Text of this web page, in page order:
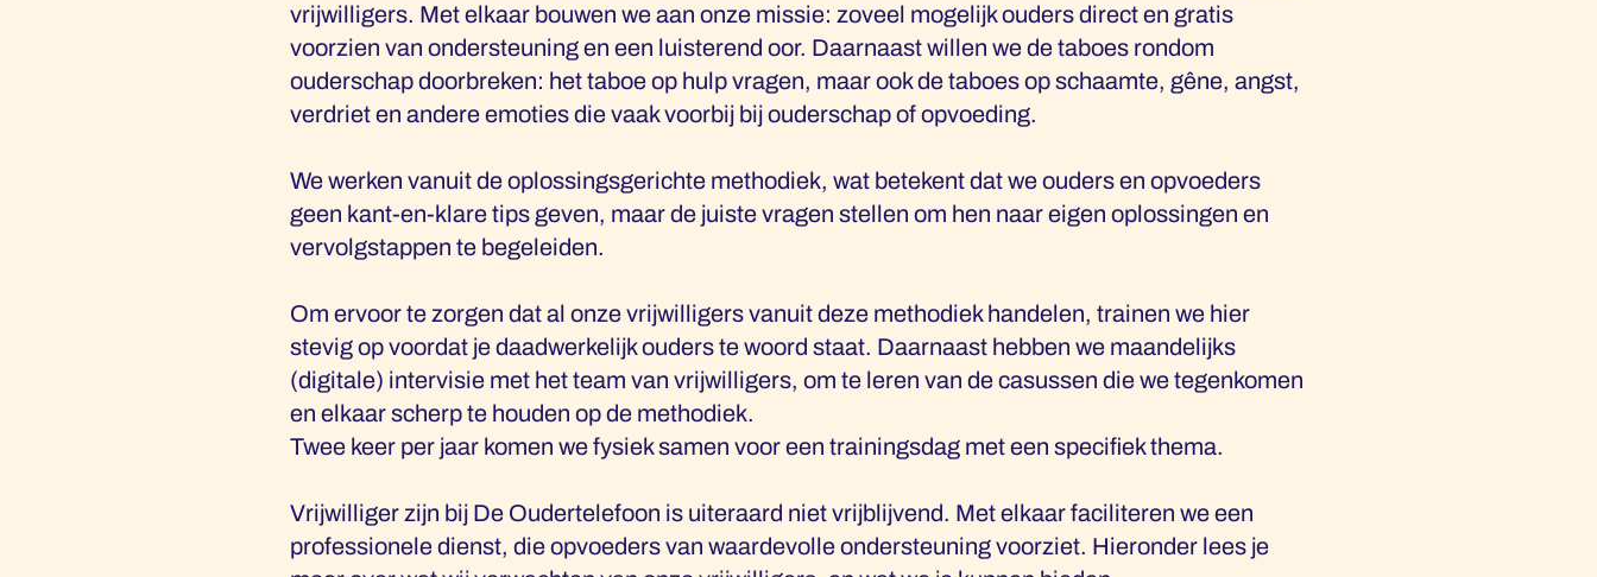
vrijwilligers. Met elkaar bouwen we aan onze missie: zoveel mogelijk ouders direct en gratis
voorzien van ondersteuning en een luisterend oor. Daarnaast willen we de taboes rondom
ouderschap doorbreken: het taboe op hulp vragen, maar ook de taboes op schaamte, gêne, angst,
verdriet en andere emoties die vaak voorbij bij ouderschap of opvoeding.
We werken vanuit de oplossingsgerichte methodiek, wat betekent dat we ouders en opvoeders
geen kant-en-klare tips geven, maar de juiste vragen stellen om hen naar eigen oplossingen en
vervolgstappen te begeleiden.
Om ervoor te zorgen dat al onze vrijwilligers vanuit deze methodiek handelen, trainen we hier
stevig op voordat je daadwerkelijk ouders te woord staat. Daarnaast hebben we maandelijks
(digitale) intervisie met het team van vrijwilligers, om te leren van de casussen die we tegenkomen
en elkaar scherp te houden op de methodiek.
Twee keer per jaar komen we fysiek samen voor een trainingsdag met een specifiek thema.
Vrijwilliger zijn bij De Oudertelefoon is uiteraard niet vrijblijvend. Met elkaar faciliteren we een
professionele dienst, die opvoeders van waardevolle ondersteuning voorziet. Hieronder lees je